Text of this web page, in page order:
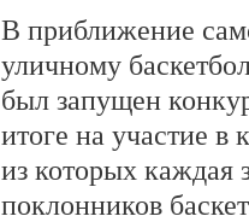
В приближение
уличному
был запущен
итоге на участие в
из которых каждая
поклонников